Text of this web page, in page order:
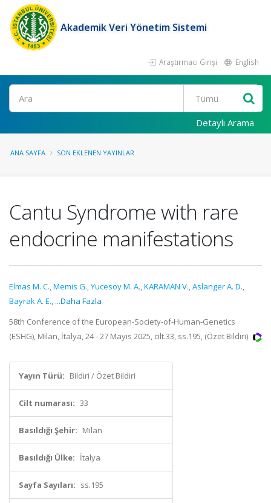
Akademik Veri Yönetim Sistemi
Araştırmacı Girişi English
Ara
Detaylı Arama
ANA SAYFA SON EKLENEN YAYINLAR
Cantu Syndrome with rare
endocrine manifestations
Elmas M. C.,Memis G.,Yucesoy M. A.,KARAMAN V.,Aslanger A. D.,
Bayrak A. E., ...Daha Fazla
58th Conference of the European-Society-of-Human-Genetics
(ESHG), Milan, İtalya, 24 - 27 Mayıs 2025, cilt.33, ss.195, (Özet Bildiri)
Yayın Türü: Bildiri / Özet Bildiri
Cilt numarası: 33
Basıldığı Şehir: Milan
Basıldığı Ülke: İtalya
Sayfa Sayıları: ss.195